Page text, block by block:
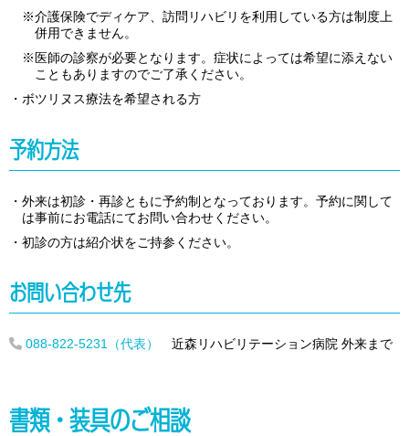
介護保険でディケア、訪問リハビリを利用している方は制度上
併用できません。
医師の診察が必要となります。症状によっては希望に添えない
こともありますのでご了承ください。
ボツリヌス療法を希望される方
予約方法
外来は初診・再診ともに予約制となっております。予約に関して
は事前にお電話にてお問い合わせください。
初診の方は紹介状をご持参ください。
お問い合わせ先
088-822-5231（代表） 近森リハビリテーション病院 外来まで
書類・装具のご相談